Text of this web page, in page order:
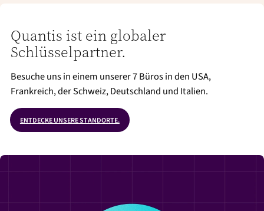
Quantis ist ein globaler
Schlüsselpartner.
Besuche uns in einem unserer 7 Büros in den USA,
Frankreich, der Schweiz, Deutschland und Italien.
ENTDECKE UNSERE STANDORTE.